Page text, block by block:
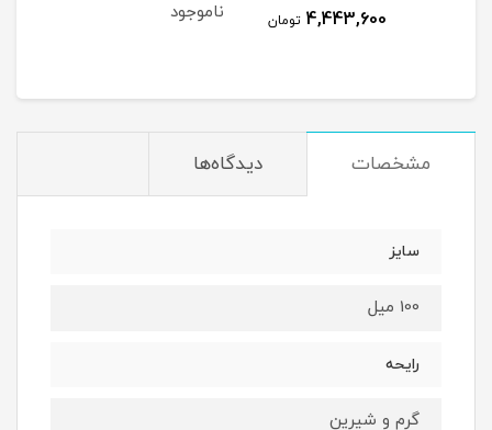
4,443,600 تومان ناموجود
مشخصات دیدگاه‌ها
سایز
100 میل
رایحه
گرم و شیرین